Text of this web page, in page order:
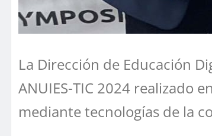
La Dirección de Educación
ANUIES-TIC 2024 realizado
mediante tecnologías de la